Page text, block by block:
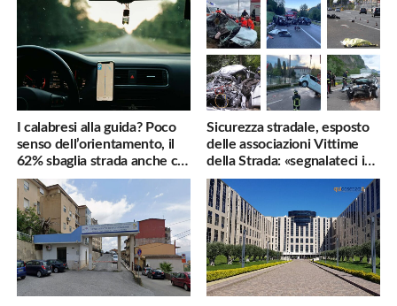
I calabresi alla guida? Poco
senso dell’orientamento, il
62% sbaglia strada anche col
navigatore
Sicurezza stradale, esposto
delle associazioni Vittime
della Strada: «segnalateci i
pericoli, interverremo
subito»